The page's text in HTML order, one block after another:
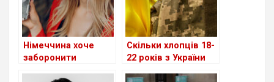
Німеччина хоче
заборонити
Скільки хлопців 18-
22 років з України